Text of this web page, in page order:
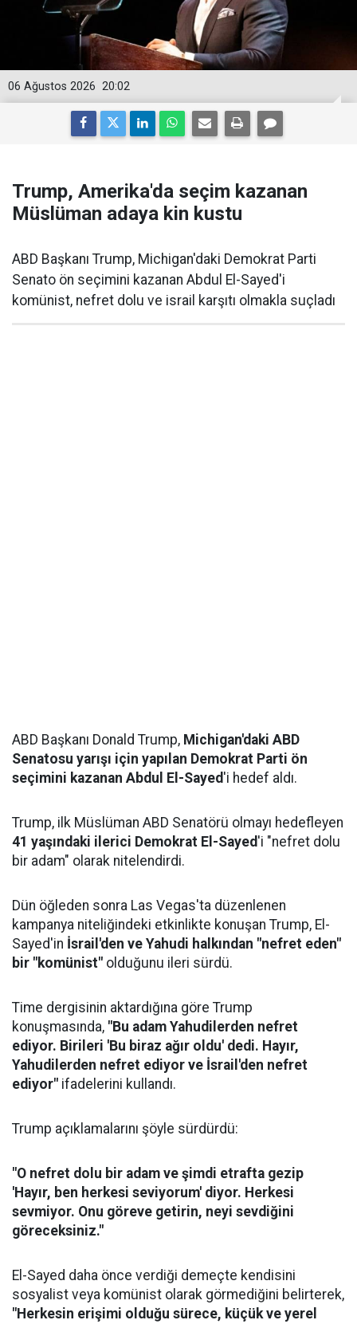
20:02
06 Ağustos 2026
Trump, Amerika'da seçim kazanan
Müslüman adaya kin kustu
ABD Başkanı Trump, Michigan'daki Demokrat Parti
Senato ön seçimini kazanan Abdul El-Sayed'i
komünist, nefret dolu ve israil karşıtı olmakla suçladı
ABD Başkanı Donald Trump, Michigan'daki ABD
Senatosu yarışı için yapılan Demokrat Parti ön
seçimini kazanan Abdul El-Sayed'i hedef aldı.
Trump, ilk Müslüman ABD Senatörü olmayı hedefleyen
41 yaşındaki ilerici Demokrat El-Sayed'i "nefret dolu
bir adam" olarak nitelendirdi.
Dün öğleden sonra Las Vegas'ta düzenlenen
kampanya niteliğindeki etkinlikte konuşan Trump, El-
Sayed'in İsrail'den ve Yahudi halkından "nefret eden"
bir "komünist" olduğunu ileri sürdü.
Time dergisinin aktardığına göre Trump
konuşmasında, "Bu adam Yahudilerden nefret
ediyor. Birileri 'Bu biraz ağır oldu' dedi. Hayır,
Yahudilerden nefret ediyor ve İsrail'den nefret
ediyor" ifadelerini kullandı.
Trump açıklamalarını şöyle sürdürdü:
"O nefret dolu bir adam ve şimdi etrafta gezip
'Hayır, ben herkesi seviyorum' diyor. Herkesi
sevmiyor. Onu göreve getirin, neyi sevdiğini
göreceksiniz."
El-Sayed daha önce verdiği demeçte kendisini
sosyalist veya komünist olarak görmediğini belirterek,
"Herkesin erişimi olduğu sürece, küçük ve yerel